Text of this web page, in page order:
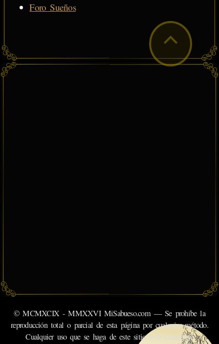
Foro Sueños
© MCMXCIX - MMXXVI MiSabueso.com — Se prohíbe la
reproducción total o parcial de esta página por cualquier método.
Cualquier uso que se haga de este sitio web constituye